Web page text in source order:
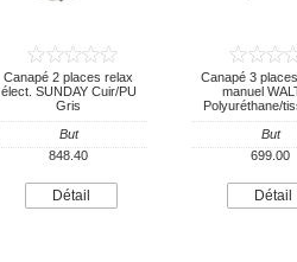
Canapé 2 places relax
élect. SUNDAY Cuir/PU
Gris
But
848.40
Détail
Canapé 3
manuel
Polyuréthane/
But
699.00
Détail